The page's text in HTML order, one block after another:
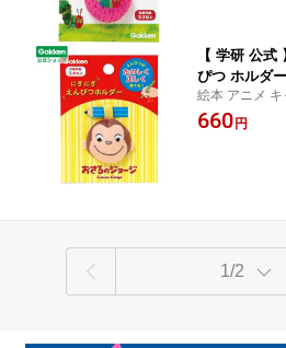
【 学研 公
ぴつ ホルダ
学研ステイ
絵本 アニメ
ち方 知育 入学
660 円
1/2